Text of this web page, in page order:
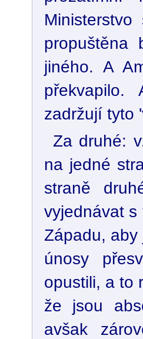
propuštěna
jiného. A
zadržují tyto
Za druhé:
na jedné
straně
vyjednávat s
Západu,
únosy
opustili, a to
že jsou
avšak